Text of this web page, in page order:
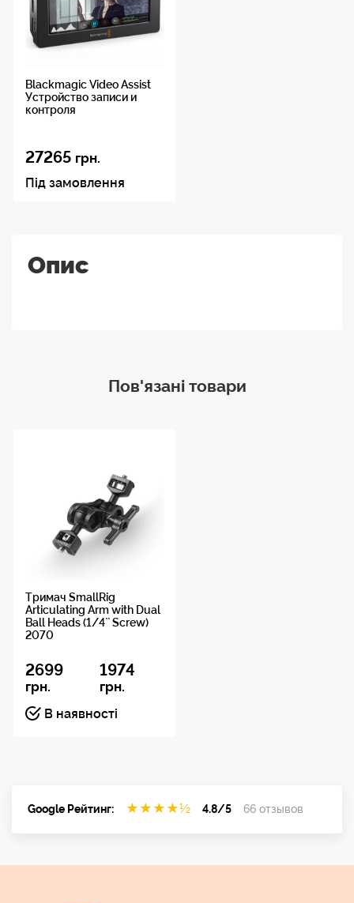
Blackmagic Video Assist
Устройство записи и
контроля
27265 грн.
Під замовлення
Опис
Пов'язані товари
Тримач SmallRig
Articulating Arm with Dual
Ball Heads (1/4`` Screw)
2070
2699
грн.
1974
грн.
В наявності
Google Рейтинг: ★ ★ ★ ★½ 4.8/5 66 отзывов